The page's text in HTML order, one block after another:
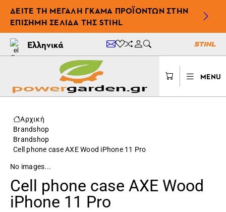
ΔΕΊΤΕ ΤΗ ΜΕΓΆΛΗ ΓΚΆΜΑ ΠΡΟΪΌΝΤΩΝ ΣΤΗΝ
ΕΠΊΣΗΜΗ ΣΕΛΊΔΑ ΤΗΣ STIHL
Ελληνικά
MENU
Αρχική
Brandshop
Brandshop
Cell phone case AXE Wood iPhone 11 Pro
No images...
Cell phone case AXE Wood
iPhone 11 Pro